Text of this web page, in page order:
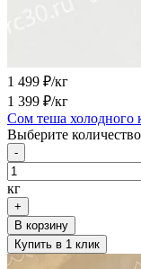
1 499 ₽/кг
1 399 ₽/кг
Сом теша холодного
Выберите количество
-
кг
+
В корзину
Купить в 1 клик